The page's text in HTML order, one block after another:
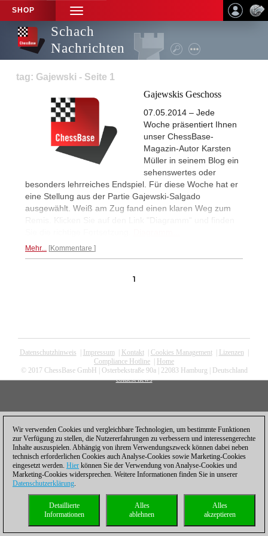
SHOP
TOGGLE
NAVIGATION
Schach
Nachrichten
tag: Gajewski - Seite 1
Gajewskis Geschoss
07.05.2014 – Jede
Woche präsentiert Ihnen
unser ChessBase-
Magazin-Autor Karsten
Müller in seinem Blog ein
sehenswertes oder
besonders lehrreiches Endspiel. Für diese Woche hat er
eine Stellung aus der Partie Gajewski-Salgado
ausgewählt. Weiß am Zug fand einen klaren Weg zum
Remis. Klicken Sie auf den Link "Diagramm“ und finden
Mehr... Kommentare
1
Datenschutzhinweis Impressum| Kontakt| Cookies Management| Lizenzen
Compliance Hotline
Home
© 2017 ChessBase GmbH | Osterbekstraße 90a | 22083 Hamburg | Deutschland
coldest news
Wir verwenden Cookies und vergleichbare Technologien, um bestimmte Funktionen
zur Verfügung zu stellen, die Nutzererfahrungen zu verbessern und interessengerechte
Inhalte auszuspielen. Abhängig von ihrem Verwendungszweck können dabei neben
technisch erforderlichen Cookies auch Analyse-Cookies sowie Marketing-Cookies
eingesetzt werden. Hier können Sie der Verwendung von Analyse-Cookies und
Marketing-Cookies widersprechen. Weitere Informationen finden Sie in unserer
Datenschutzerklärung.
Alles
akzeptieren
Alles
ablehnen
Detaillierte
Informationen